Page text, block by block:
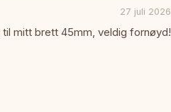
27 juli 2026
mitt brett 45mm, veldig fornøyd!